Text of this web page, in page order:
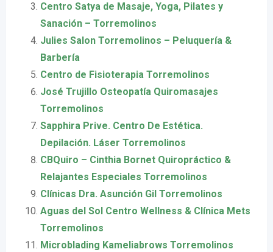
Centro Satya de Masaje, Yoga, Pilates y
Sanación – Torremolinos
Julies Salon Torremolinos – Peluquería &
Barbería
Centro de Fisioterapia Torremolinos
José Trujillo Osteopatía Quiromasajes
Torremolinos
Sapphira Prive. Centro De Estética.
Depilación. Láser Torremolinos
CBQuiro – Cinthia Bornet Quiropráctico &
Relajantes Especiales Torremolinos
Clínicas Dra. Asunción Gil Torremolinos
Aguas del Sol Centro Wellness & Clínica Mets
Torremolinos
Microblading Kameliabrows Torremolinos